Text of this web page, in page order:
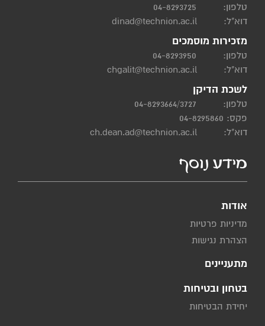
טלפון:
04-8293725
דוא"ל:
dinad@technion.ac.il
מזכירות מוסמכים
טלפון:
04-8293950
דוא"ל:
chgalit@technion.ac.il
לשכת הדיקן
טלפון:
04-8293664/3727
פקס: 04-8295860
דוא"ל:
ch.dean.ad@technion.ac.il
מידע נוסף
אודות
מדיניות פרטיות
הצהרת נגישות
מתעניינים
בטחון ובטיחות
יחידת הבטיחות